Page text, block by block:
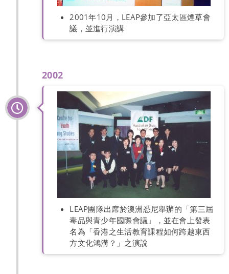
2001年10月，LEAP參加了亞太區煙草會
議，並進行演講
2002
LEAP團隊出席於澳洲悉尼舉辦的「第三屆
毒品與青少年國際會議」，並在會上發表
名為「香港之生活教育課程如何跨越東西
方文化鴻溝？」之演說